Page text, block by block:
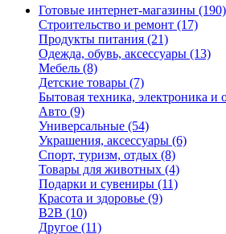
Готовые интернет-магазины (190)
Строительство и ремонт (17)
Продукты питания (21)
Одежда, обувь, аксессуары (13)
Мебель (8)
Детские товары (7)
Бытовая техника, электроника и
Авто (9)
Универсальные (54)
Украшения, аксессуары (6)
Спорт, туризм, отдых (8)
Товары для животных (4)
Подарки и сувениры (11)
Красота и здоровье (9)
B2B (10)
Другое (11)